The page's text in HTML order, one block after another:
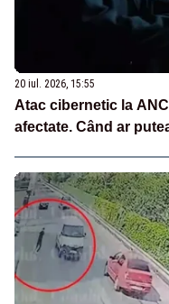
20 iul. 2026, 15:55
Atac cibernetic la
afectate. Când ar